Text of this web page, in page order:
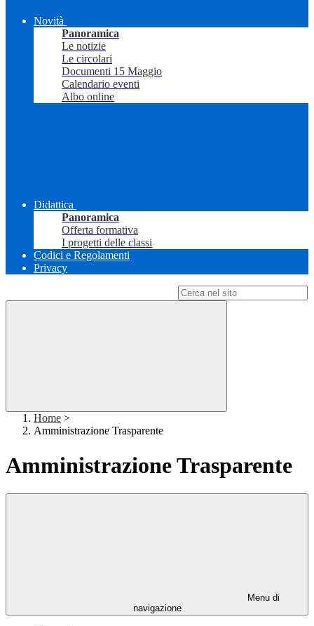
Novità
Panoramica
Le notizie
Le circolari
Documenti 15 Maggio
Calendario eventi
Albo online
Didattica
Panoramica
Offerta formativa
I progetti delle classi
Codici e Regolamenti
Privacy
Home >
Amministrazione Trasparente
Amministrazione Trasparente
Menu di
navigazione